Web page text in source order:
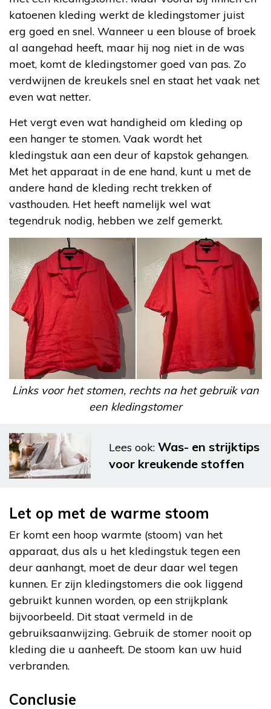
katoenen kleding werkt de kledingstomer juist
erg goed en snel. Wanneer u een blouse of broek
al aangehad heeft, maar hij nog niet in de was
moet, komt de kledingstomer goed van pas. Zo
verdwijnen de kreukels snel en staat het vaak net
even wat netter.
Het vergt even wat handigheid om kleding op
een hanger te stomen. Vaak wordt het
kledingstuk aan een deur of kapstok gehangen.
Met het apparaat in de ene hand, kunt u met de
andere hand de kleding recht trekken of
vasthouden. Het heeft namelijk wel wat
tegendruk nodig, hebben we zelf gemerkt.
Links voor het stomen, rechts na het gebruik van
een kledingstomer
Lees ook: Was- en strijktips
voor kreukende stoffen
Let op met de warme stoom
Er komt een hoop warmte (stoom) van het
apparaat, dus als u het kledingstuk tegen een
deur aanhangt, moet de deur daar wel tegen
kunnen. Er zijn kledingstomers die ook liggend
gebruikt kunnen worden, op een strijkplank
bijvoorbeeld. Dit staat vermeld in de
gebruiksaanwijzing. Gebruik de stomer nooit op
kleding die u aanheeft. De stoom kan uw huid
verbranden.
Conclusie